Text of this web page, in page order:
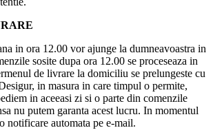
in ora 12.00 vor ajunge la dumneavoastra in
sosite dupa ora 12.00 se proceseaza in
de livrare la domiciliu se prelungeste cu
in masura in care timpul o permite,
in aceeasi zi si o parte din comenzile
nu putem garanta acest lucru. In momentul
notificare automata pe e-mail.